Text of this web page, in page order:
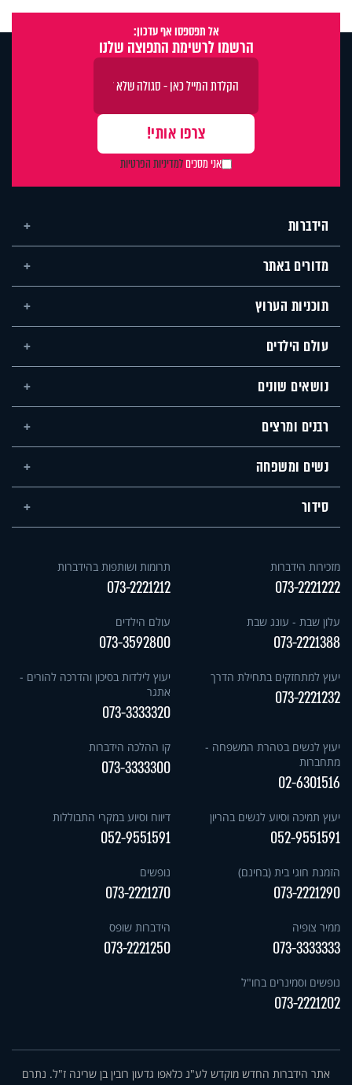
אל תפספסו אף עדכון:
הרשמו לרשימת התפוצה שלנו
אני מסכיםלמדיניות הפרטיות
הידברות
מדורים באתר
תוכניות הערוץ
עולם הילדים
נושאים שונים
רבנים ומרצים
נשים ומשפחה
סידור
מזכירות הידברות
073-2221222
תרומות ושותפות בהידברות
073-2221212
עלון שבת - עונג שבת
073-2221388
עולם הילדים
073-3592800
יעוץ למתחזקים בתחילת הדרך
073-2221232
יעוץ לילדות בסיכון והדרכה להורים -
אתגר
073-3333320
יעוץ לנשים בטהרת המשפחה -
מתחברות
02-6301516
קו ההלכה הידברות
073-3333300
יעוץ תמיכה וסיוע לנשים בהריון
052-9551591
דיווח וסיוע במקרי התבוללות
052-9551591
הזמנת חוגי בית (בחינם)
073-2221290
נופשים
073-2221270
ממיר צופיה
073-3333333
הידברות שופס
073-2221250
נופשים וסמינרים בחו"ל
073-2221202
אתר הידברות החדש מוקדש לע"נ כלאפו גדעון רובין בן שרינה ז"ל. נתרם